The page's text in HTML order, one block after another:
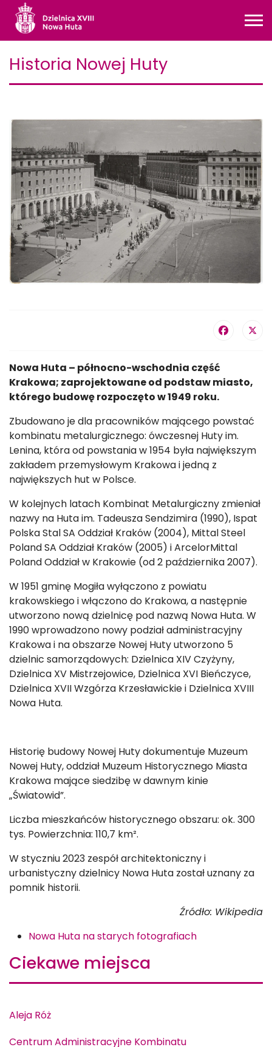
Historia Nowej Huty
Nowa Huta – północno-wschodnia część
Krakowa; zaprojektowane od podstaw miasto,
którego budowę rozpoczęto w 1949 roku.
Zbudowano je dla pracowników mającego powstać
kombinatu metalurgicznego: ówczesnej Huty im.
Lenina, która od powstania w 1954 była największym
zakładem przemysłowym Krakowa i jedną z
największych hut w Polsce.
W kolejnych latach Kombinat Metalurgiczny zmieniał
nazwy na Huta im. Tadeusza Sendzimira (1990), Ispat
Polska Stal SA Oddział Kraków (2004), Mittal Steel
Poland SA Oddział Kraków (2005) i ArcelorMittal
Poland Oddział w Krakowie (od 2 października 2007).
W 1951 gminę Mogiła wyłączono z powiatu
krakowskiego i włączono do Krakowa, a następnie
utworzono nową dzielnicę pod nazwą Nowa Huta. W
1990 wprowadzono nowy podział administracyjny
Krakowa i na obszarze Nowej Huty utworzono 5
dzielnic samorządowych: Dzielnica XIV Czyżyny,
Dzielnica XV Mistrzejowice, Dzielnica XVI Bieńczyce,
Dzielnica XVII Wzgórza Krzesławickie i Dzielnica XVIII
Nowa Huta.
Historię budowy Nowej Huty dokumentuje Muzeum
Nowej Huty, oddział Muzeum Historycznego Miasta
Krakowa mające siedzibę w dawnym kinie
„Światowid”.
Liczba mieszkańców historycznego obszaru: ok. 300
tys. Powierzchnia: 110,7 km².
W styczniu 2023 zespół architektoniczny i
urbanistyczny dzielnicy Nowa Huta został uznany za
pomnik historii.
Źródło: Wikipedia
Nowa Huta na starych fotografiach
Ciekawe miejsca
Aleja Róż
Centrum Administracyjne Kombinatu